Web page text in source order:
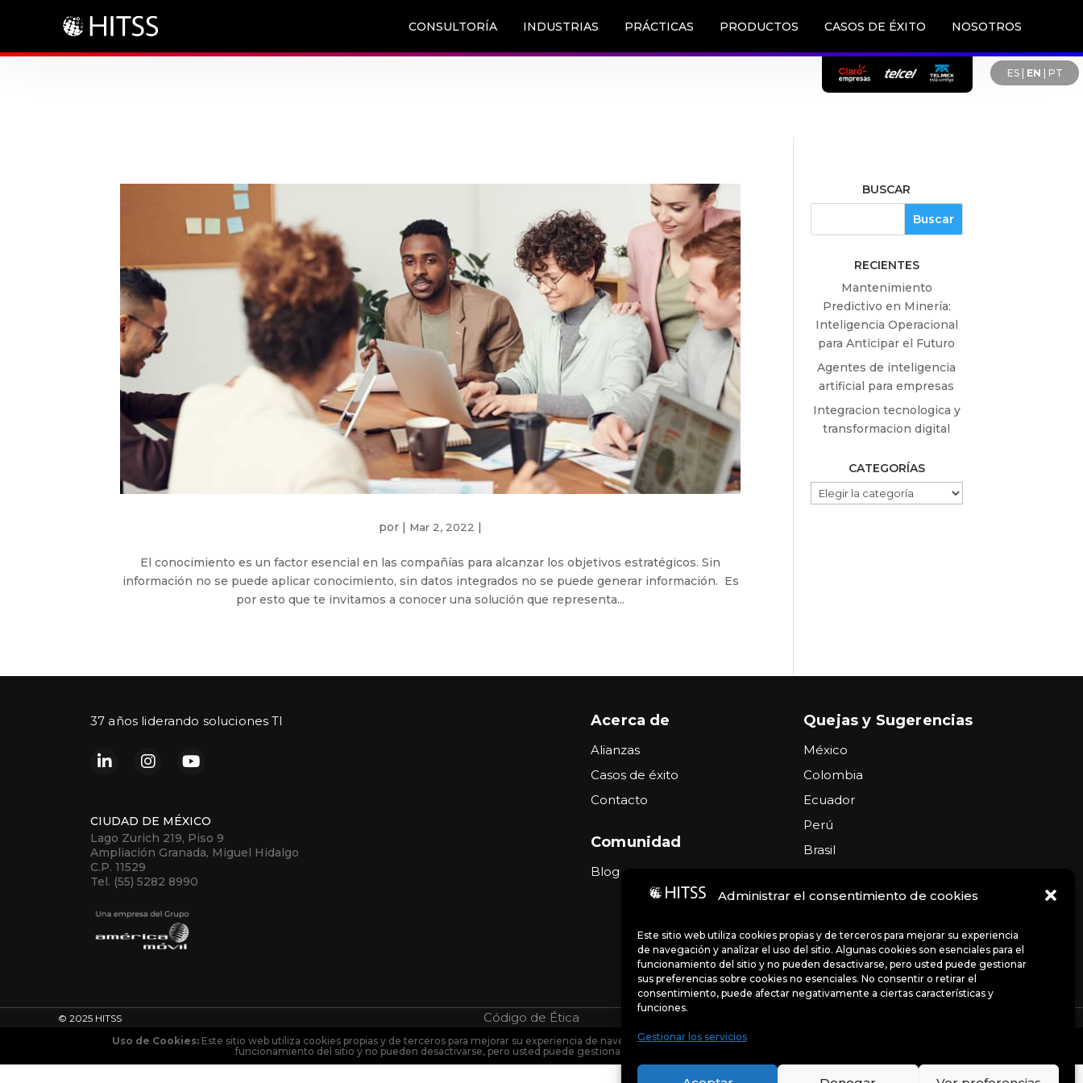
Administrar el consentimiento de cookies
Este sitio web utiliza cookies propias y de terceros para mejorar su experiencia
de navegación y analizar el uso del sitio. Algunas cookies son esenciales para el
funcionamiento del sitio y no pueden desactivarse, pero usted puede gestionar
sus preferencias sobre cookies no esenciales. No consentir o retirar el
consentimiento, puede afectar negativamente a ciertas características y
funciones.
Gestionar los servicios
CONSULTORÍA INDUSTRIAS PRÁCTICAS PRODUCTOS CASOS DE ÉXITO NOSOTROS
ES| EN PT
por | Mar 2, 2022 |
El conocimiento es un factor esencial en las compañías para alcanzar los objetivos estratégicos. Sin
información no se puede aplicar conocimiento, sin datos integrados no se puede generar información. Es
por esto que te invitamos a conocer una solución que representa...
BUSCAR
RECIENTES
Mantenimiento
Predictivo en Minería:
Inteligencia Operacional
para Anticipar el Futuro
Agentes de inteligencia
artificial para empresas
Integracion tecnologica y
transformacion digital
CATEGORÍAS
CATEGORÍAS
37 años liderando soluciones TI
CIUDAD DE MÉXICO
Lago Zurich 219, Piso 9
Ampliación Granada, Miguel Hidalgo
C.P. 11529
Tel. (55) 5282 8990
Acerca de
Alianzas
Casos de éxito
Contacto
Comunidad
Blog
Quejas y Sugerencias
México
Colombia
Ecuador
Perú
Brasil
USA
© 2025 HITSS Código de Ética
Uso de Cookies:Este sitio web utiliza cookies propias y de terceros para mejorar su experiencia de navegación y analizar el uso del sitio. Algunas cookies son esenciales para el
funcionamiento del sitio y no pueden desactivarse, pero usted puede gestionar sus preferencias sobre cookies no esenciales.